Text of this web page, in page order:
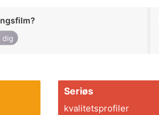
dig
Seriøs
kvalitetsprofiler